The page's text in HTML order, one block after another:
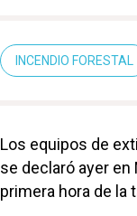
INCENDIO FORESTAL
Los equipos de
se declaró ayer en
primera hora de la